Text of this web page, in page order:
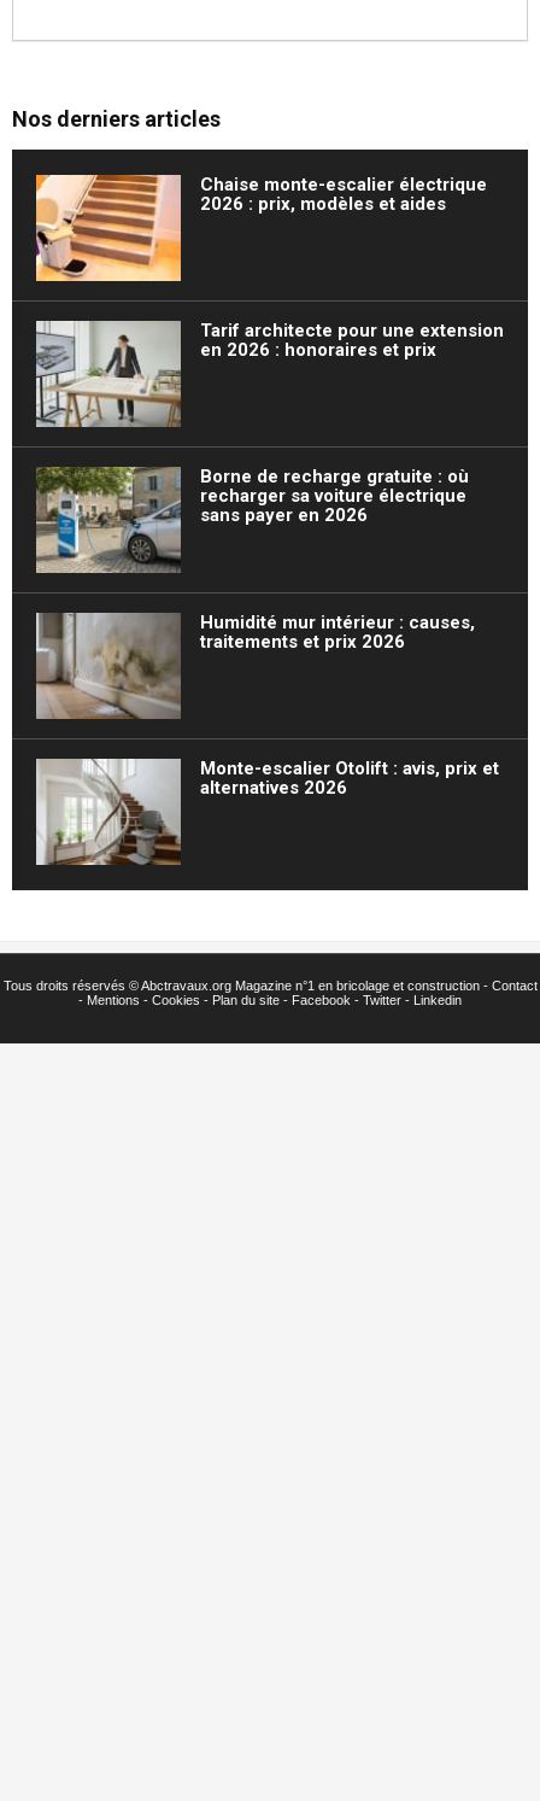
Nos derniers articles
Chaise monte-escalier électrique
2026 : prix, modèles et aides
Tarif architecte pour une extension
en 2026 : honoraires et prix
Borne de recharge gratuite : où
recharger sa voiture électrique
sans payer en 2026
Humidité mur intérieur : causes,
traitements et prix 2026
Monte-escalier Otolift : avis, prix et
alternatives 2026
Tous droits réservés ©Abctravaux.org Magazine n°1 en bricolage et construction - Contact
- Mentions - Cookies - Plan du site - Facebook - Twitter - Linkedin